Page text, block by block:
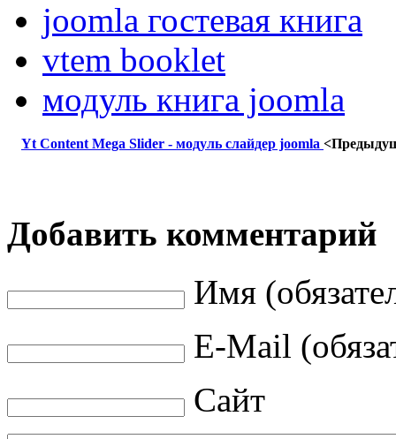
joomla гостевая книга
vtem booklet
модуль книга joomla
Yt Content Mega Slider - модуль слайдер joomla
Добавить комментарий
Имя
E-Mail
Сайт